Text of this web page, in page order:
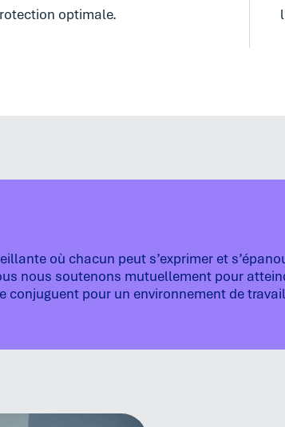
optimale.
où chacun peut s’exprimer et
nous soutenons mutuellement pour
conjuguent pour un environnement de travail